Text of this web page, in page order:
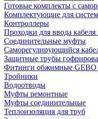
Готовые комплекты с
Комплектующие для
Контроллеры
Проходки для ввода кабеля
Соединительные муфты
Саморегулирующийся
Защитные трубы
Фитинги обжимные GEBO
Тройники
Водоотводы
Муфты ремонтные
Муфты соединительные
Теплоизоляция для труб